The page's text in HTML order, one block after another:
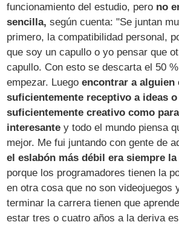
funcionamiento del estudio, pero no
sencilla, según cuenta: "Se juntan
primero, la compatibilidad personal,
que soy un capullo o yo pensar que
capullo. Con esto se descarta el 50
empezar. Luegoencontrar a alguien
suficientemente receptivo a ideas
suficientemente creativo como
interesante y todo el mundo piensa
mejor. Me fui juntando con gente de
el eslabón más débil era siempre
porque los programadores tienen la
en otra cosa que no son videojuegos
terminar la carrera tienen que
estar tres o cuatro años a la deriva